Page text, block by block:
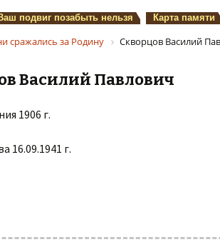
подвиг позабыть нельзя Карта памяти
сражались за Родину Скворцов Василий
Василий Павлович
1906 г.
16.09.1941 г.